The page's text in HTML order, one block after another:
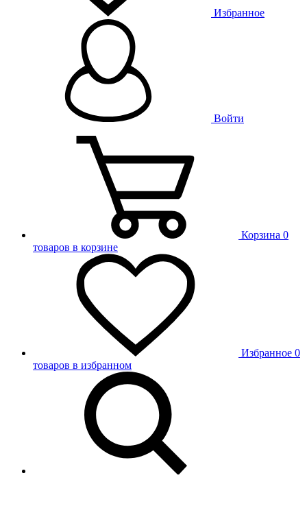
Избранное
Войти
Корзина 0
товаров в корзине
Избранное 0
товаров в избранном